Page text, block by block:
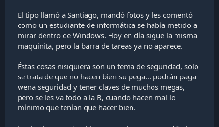
El tipo llamó a Santiago, mandó fotos y les comentó
como un estudiante de informática se había metido a
mirar dentro de Windows. Hoy en día sigue la misma
maquinita, pero la barra de tareas ya no aparece.
Éstas cosas nisiquiera son un tema de seguridad, solo
se trata de que no hacen bien su pega... podrán pagar
wena seguridad y tener claves de muchos megas,
pero se les va todo a la B, cuando hacen mal lo
mínimo que tenían que hacer bien.